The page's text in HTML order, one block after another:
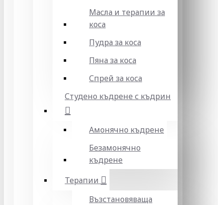
Масла и терапии за
коса
Пудра за коса
Пяна за коса
Спрей за коса
Студено къдрене с къдрин
Амонячно къдрене
Безамонячно
къдрене
Терапии
Възстановяваща